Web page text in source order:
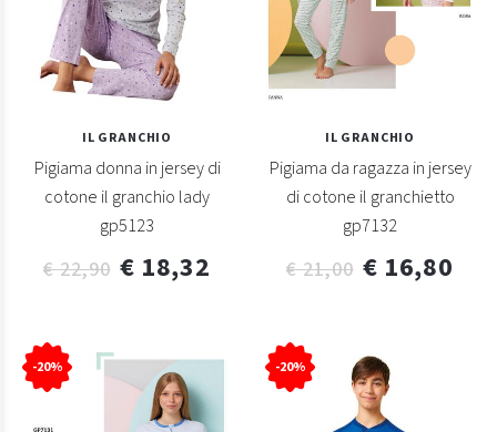
IL GRANCHIO
Pigiama donna in jersey di
cotone il granchio lady
gp5123
€ 22,90 € 18,32
IL GRANCHIO
Pigiama da ragazza in jersey
di cotone il granchietto
gp7132
€ 21,00 € 16,80
-20% -20%